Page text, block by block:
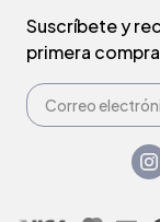
Suscríbete y
primera